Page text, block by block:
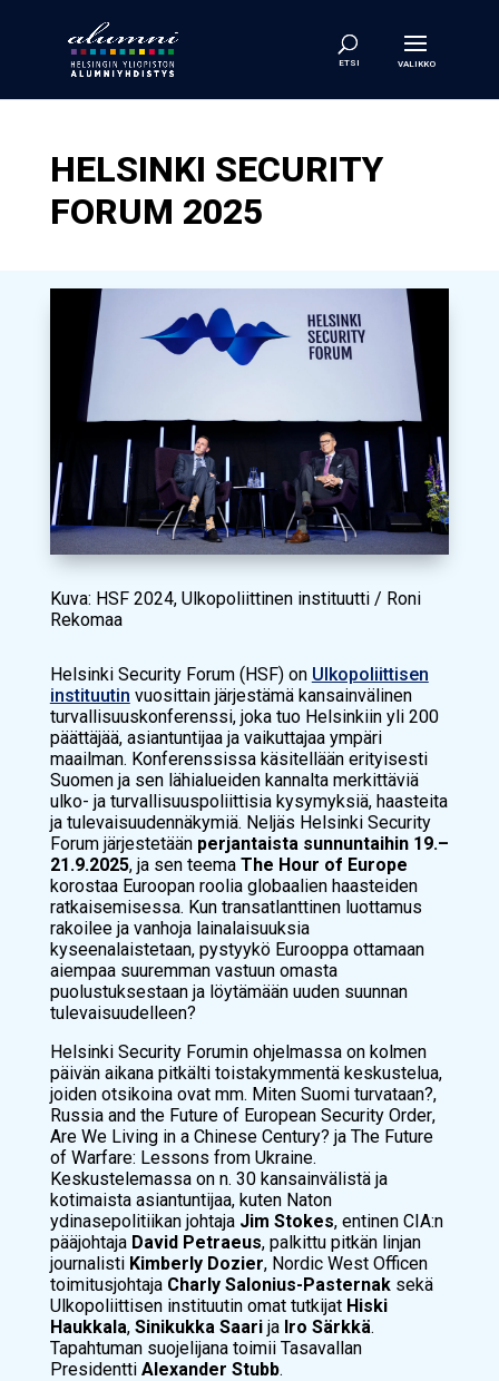
HELSINKI SECURITY
FORUM 2025
Kuva: HSF 2024, Ulkopoliittinen instituutti / Roni
Rekomaa
Helsinki Security Forum (HSF) on Ulkopoliittisen
instituutin vuosittain järjestämä kansainvälinen
turvallisuuskonferenssi, joka tuo Helsinkiin yli 200
päättäjää, asiantuntijaa ja vaikuttajaa ympäri
maailman. Konferenssissa käsitellään erityisesti
Suomen ja sen lähialueiden kannalta merkittäviä
ulko- ja turvallisuuspoliittisia kysymyksiä, haasteita
ja tulevaisuudennäkymiä. Neljäs Helsinki Security
Forum järjestetään perjantaista sunnuntaihin 19.–
21.9.2025, ja sen teema The Hour of Europe
korostaa Euroopan roolia globaalien haasteiden
ratkaisemisessa. Kun transatlanttinen luottamus
rakoilee ja vanhoja lainalaisuuksia
kyseenalaistetaan, pystyykö Eurooppa ottamaan
aiempaa suuremman vastuun omasta
puolustuksestaan ja löytämään uuden suunnan
tulevaisuudelleen?
Helsinki Security Forumin ohjelmassa on kolmen
päivän aikana pitkälti toistakymmentä keskustelua,
joiden otsikoina ovat mm. Miten Suomi turvataan?,
Russia and the Future of European Security Order,
Are We Living in a Chinese Century? ja The Future
of Warfare: Lessons from Ukraine.
Keskustelemassa on n. 30 kansainvälistä ja
kotimaista asiantuntijaa, kuten Naton
ydinasepolitiikan johtaja Jim Stokes, entinen CIA:n
pääjohtaja David Petraeus, palkittu pitkän linjan
journalisti Kimberly Dozier, Nordic West Officen
toimitusjohtaja Charly Salonius-Pasternaksekä
Ulkopoliittisen instituutin omat tutkijat Hiski
Haukkala, Sinikukka Saarija Iro Särkkä.
Tapahtuman suojelijana toimii Tasavallan
Presidentti Alexander Stubb.